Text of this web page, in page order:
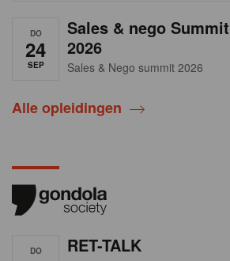
DO
24
SEP
Sales & nego Summit
2026
Sales & Nego summit 2026
Alle opleidingen
DO RET-TALK